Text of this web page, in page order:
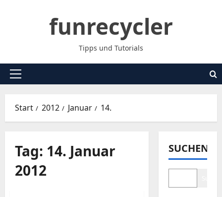
funrecycler
Tipps und Tutorials
Primäres
Start 2012 Januar 14.
Tag: 14. Januar
2012
SUCHEN